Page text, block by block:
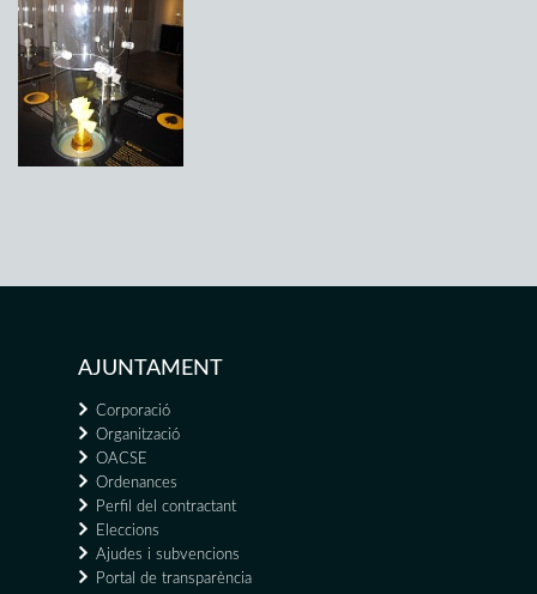
AJUNTAMENT
Corporació
Organització
OACSE
Ordenances
Perfil del contractant
Eleccions
Ajudes i subvencions
Portal de transparència